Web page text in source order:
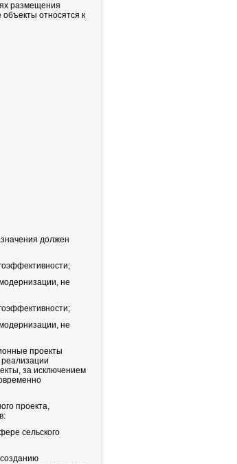
размещения
объекты относятся к
должен
не
не
проекты
реализации
за исключением
проекта,
сельского